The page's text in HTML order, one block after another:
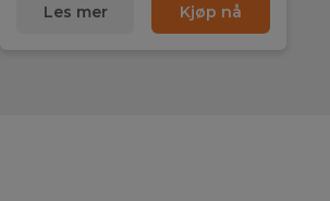
Les mer Kjøp nå